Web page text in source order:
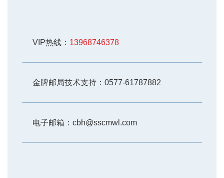
VIP热线： 13968746378
金牌邮局技术支持： 0577-61787882
电子邮箱： cbh@sscmwl.com